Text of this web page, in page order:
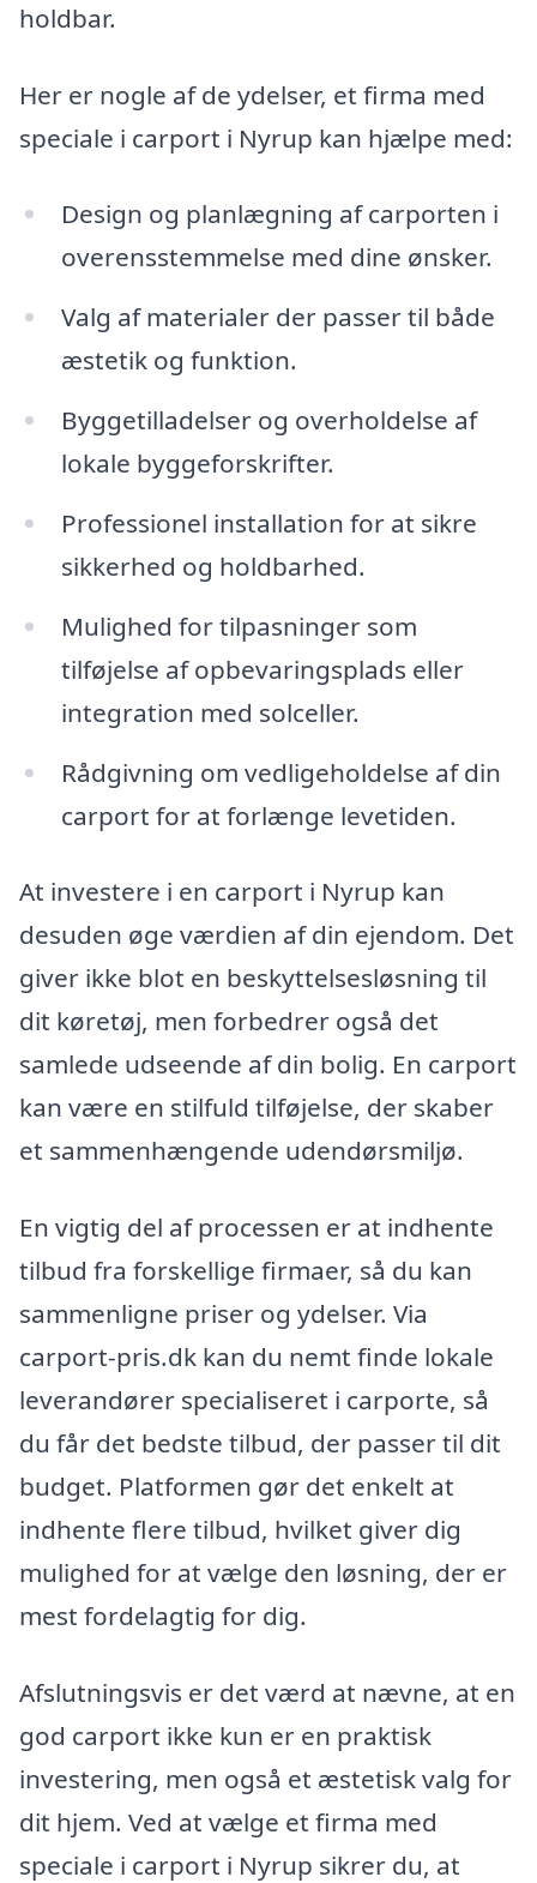
holdbar.
Her er nogle af de ydelser, et firma med
speciale i carport i Nyrup kan hjælpe med:
Design og planlægning af carporten i
overensstemmelse med dine ønsker.
Valg af materialer der passer til både
æstetik og funktion.
Byggetilladelser og overholdelse af
lokale byggeforskrifter.
Professionel installation for at sikre
sikkerhed og holdbarhed.
Mulighed for tilpasninger som
tilføjelse af opbevaringsplads eller
integration med solceller.
Rådgivning om vedligeholdelse af din
carport for at forlænge levetiden.
At investere i en carport i Nyrup kan
desuden øge værdien af din ejendom. Det
giver ikke blot en beskyttelsesløsning til
dit køretøj, men forbedrer også det
samlede udseende af din bolig. En carport
kan være en stilfuld tilføjelse, der skaber
et sammenhængende udendørsmiljø.
En vigtig del af processen er at indhente
tilbud fra forskellige firmaer, så du kan
sammenligne priser og ydelser. Via
carport-pris.dk kan du nemt finde lokale
leverandører specialiseret i carporte, så
du får det bedste tilbud, der passer til dit
budget. Platformen gør det enkelt at
indhente flere tilbud, hvilket giver dig
mulighed for at vælge den løsning, der er
mest fordelagtig for dig.
Afslutningsvis er det værd at nævne, at en
god carport ikke kun er en praktisk
investering, men også et æstetisk valg for
dit hjem. Ved at vælge et firma med
speciale i carport i Nyrup sikrer du, at